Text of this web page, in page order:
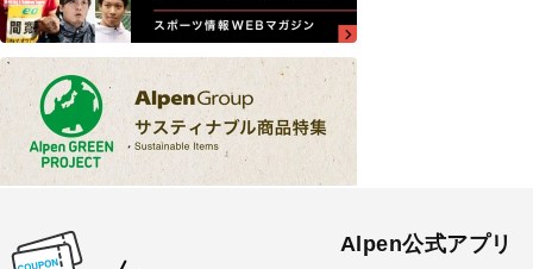
Alpen公式アプリ